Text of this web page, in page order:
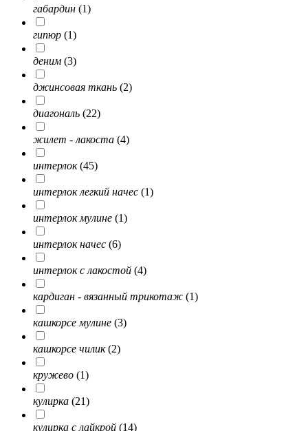
габардин (1)
гипюр (1)
деним (3)
джинсовая ткань (2)
диагональ (22)
жилет - лакоста (4)
интерлок(45)
интерлок легкий начес (1)
интерлок мулине (1)
интерлок начес (6)
интерлок с лакостой (4)
кардиган - вязанный трикотаж (1)
кашкорсе мулине (3)
кашкорсе чилик(2)
кружево (1)
кулирка (21)
кулирка с лайкрой (14)